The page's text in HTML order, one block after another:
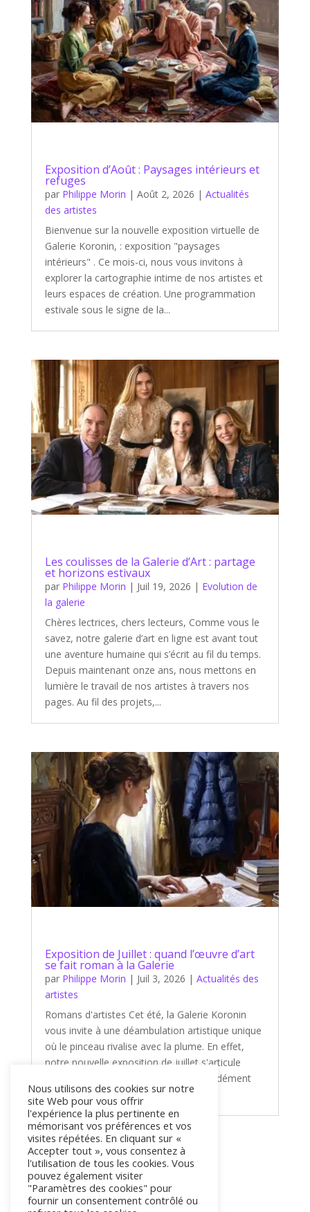
Exposition d’Août : Paysages intérieurs et
refuges
par Philippe Morin | Août 2, 2026 | Actualités
des artistes
Bienvenue sur la nouvelle exposition virtuelle de
Galerie Koronin, : exposition "paysages
intérieurs" . Ce mois-ci, nous vous invitons à
explorer la cartographie intime de nos artistes et
leurs espaces de création. Une programmation
estivale sous le signe de la...
Les coulisses de la Galerie d’Art : partage
et horizons estivaux
par Philippe Morin | Juil 19, 2026 | Evolution de
la galerie
Chères lectrices, chers lecteurs, Comme vous le
savez, notre galerie d’art en ligne est avant tout
une aventure humaine qui s’écrit au fil du temps.
Depuis maintenant onze ans, nous mettons en
lumière le travail de nos artistes à travers nos
pages. Au fil des projets,...
Exposition de Juillet : quand l’œuvre d’art
se fait roman à la Galerie
par Philippe Morin | Juil 3, 2026 | Actualités des
artistes
Romans d'artistes Cet été, la Galerie Koronin
vous invite à une déambulation artistique unique
où le pinceau rivalise avec la plume. En effet,
notre nouvelle exposition de juillet s'articule
autour d'un thème captivant et profondément
littéraire : « Romans d'artistes...
« Entrées précédentes
Nous utilisons des cookies sur notre
site Web pour vous offrir
l'expérience la plus pertinente en
mémorisant vos préférences et vos
visites répétées. En cliquant sur «
Accepter tout », vous consentez à
l'utilisation de tous les cookies. Vous
pouvez également visiter
"Paramètres des cookies" pour
fournir un consentement contrôlé ou